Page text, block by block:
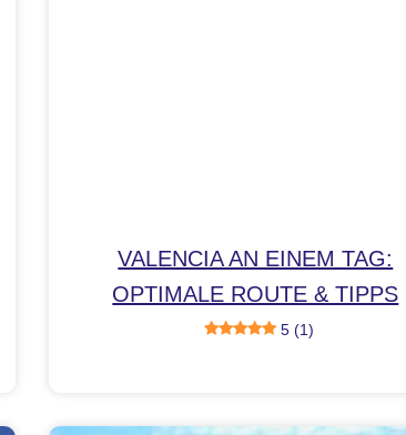
VALENCIA AN EINEM TAG:
OPTIMALE ROUTE & TIPPS
5 (1)